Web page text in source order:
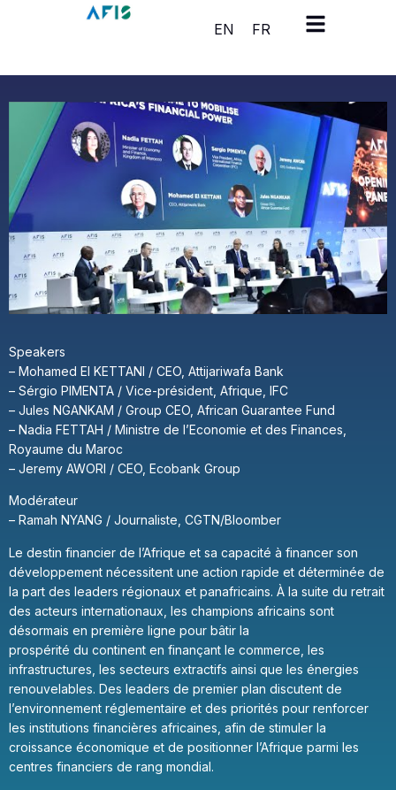
Cookies management panel
EN
FR
Speakers
– Mohamed El KETTANI / CEO, Attijariwafa Bank
– Sérgio PIMENTA / Vice-président, Afrique, IFC
– Jules NGANKAM / Group CEO, African Guarantee Fund
– Nadia FETTAH / Ministre de l’Economie et des Finances,
Royaume du Maroc
– Jeremy AWORI / CEO, Ecobank Group
Modérateur
– Ramah NYANG / Journaliste, CGTN/Bloomber
Le destin financier de l’Afrique et sa capacité à financer son
développement nécessitent une action rapide et déterminée de
la part des leaders régionaux et panafricains. À la suite du retrait
des acteurs internationaux, les champions africains sont
désormais en première ligne pour bâtir la
prospérité du continent en finançant le commerce, les
infrastructures, les secteurs extractifs ainsi que les énergies
renouvelables. Des leaders de premier plan discutent de
l’environnement réglementaire et des priorités pour renforcer
les institutions financières africaines, afin de stimuler la
croissance économique et de positionner l’Afrique parmi les
centres financiers de rang mondial.